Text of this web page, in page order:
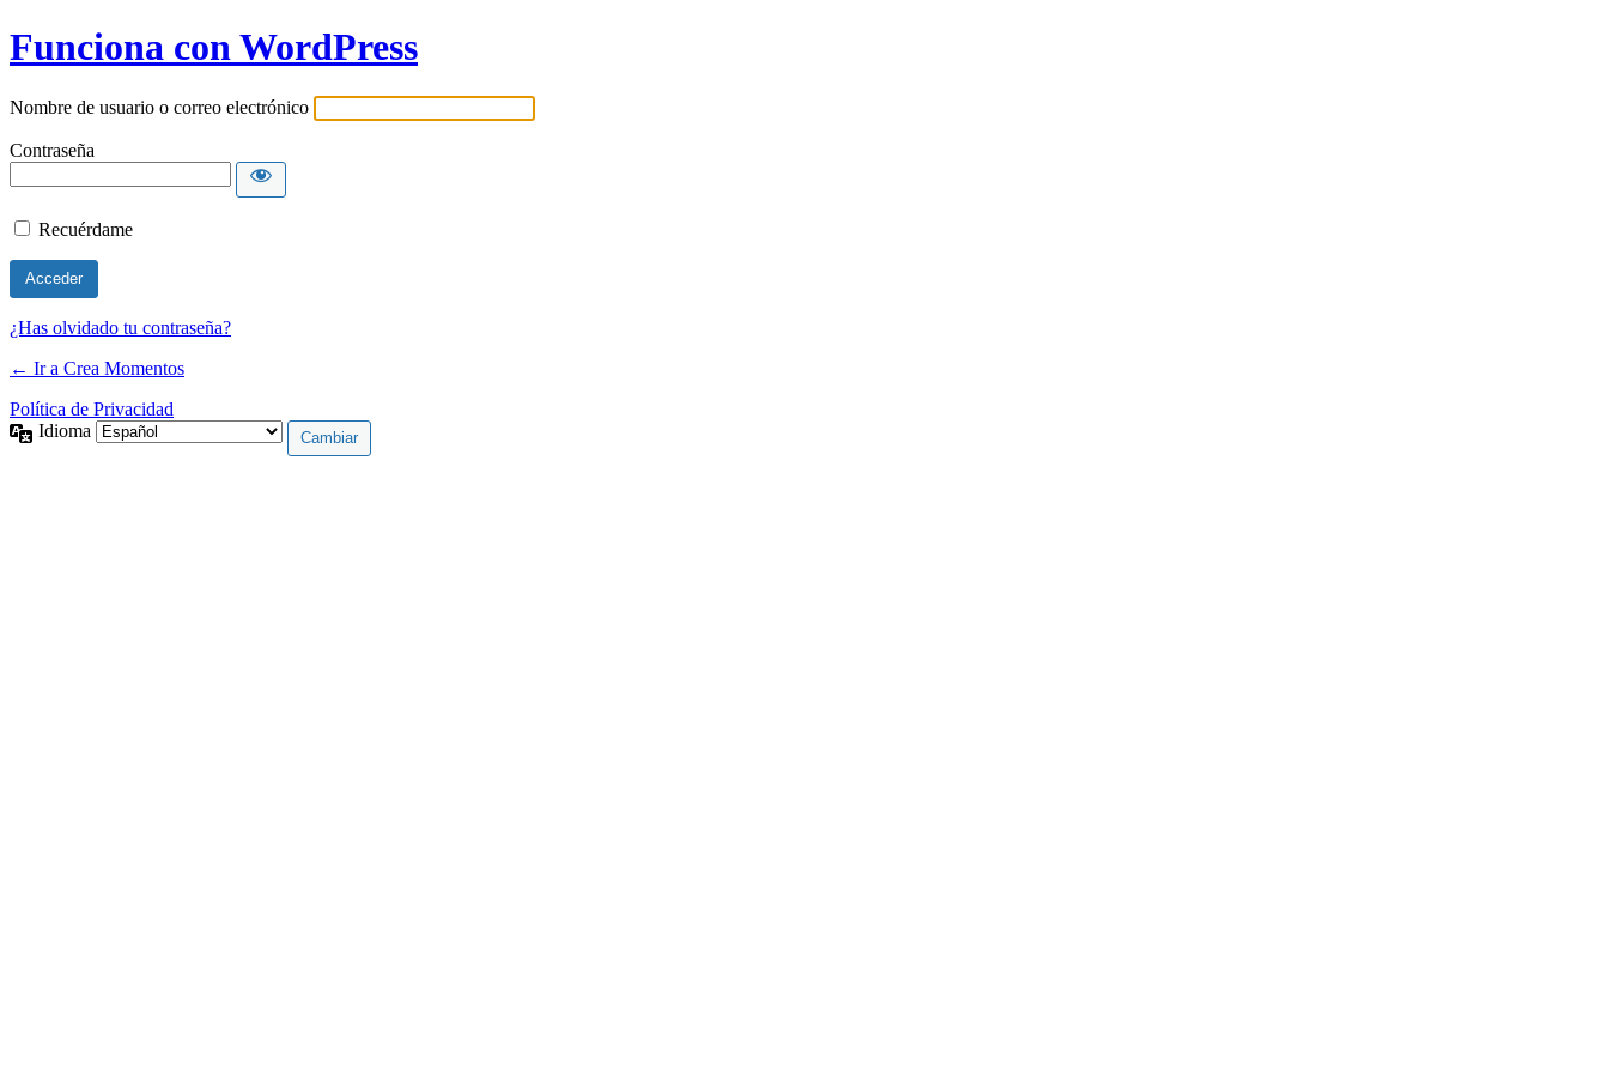
Funciona con WordPress
Nombre de usuario o correo electrónico
Contraseña
Recuérdame
¿Has olvidado tu contraseña?
← Ir a Crea Momentos
Política de Privacidad
Idioma